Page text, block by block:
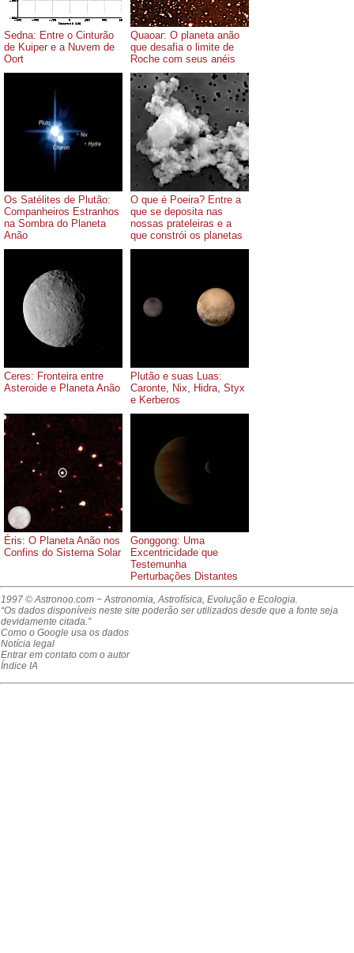
Sedna: Entre o Cinturão
de Kuiper e a Nuvem de
Oort
Quaoar: O planeta anão
que desafia o limite de
Roche com seus anéis
Os Satélites de Plutão:
Companheiros Estranhos
na Sombra do Planeta
Anão
O que é Poeira? Entre a
que se deposita nas
nossas prateleiras e a
que constrói os planetas
Ceres: Fronteira entre
Asteroide e Planeta Anão
Plutão e suas Luas:
Caronte, Nix, Hidra, Styx
e Kerberos
Éris: O Planeta Anão nos
Confins do Sistema Solar
Gonggong: Uma
Excentricidade que
Testemunha
Perturbações Distantes
1997 © Astronoo.com − Astronomia, Astrofísica, Evolução e Ecologia.
“Os dados disponíveis neste site poderão ser utilizados desde que a fonte seja
devidamente citada.”
Como o Google usa os dados
Notícia legal
Entrar em contato com o autor
Índice IA